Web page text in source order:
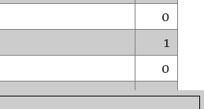
0
1
0
0